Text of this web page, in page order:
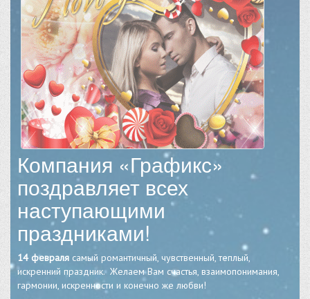
Компания «Графикс»
поздравляет всех
наступающими
праздниками!
14 февраля самый романтичный, чувственный, теплый,
искренний праздник. Желаем Вам счастья, взаимопонимания,
гармонии, искренности и конечно же любви!